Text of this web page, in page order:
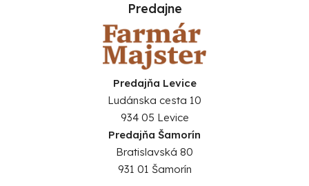
Predajne
Predajňa Levice
Ludánska cesta 10
934 05 Levice
Predajňa Šamorín
Bratislavská 80
931 01 Šamorín